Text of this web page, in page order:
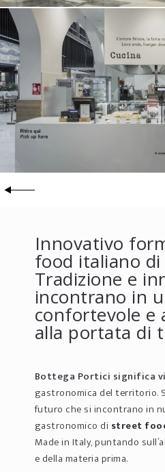
Innovativo
food italiano
Tradizione e
incontrano in
confortevole e
alla portata di
Bottega Portici significa
gastronomica del territorio.
futuro che si incontrano in
gastronomico di street
Made in Italy, puntando
e della materia prima.